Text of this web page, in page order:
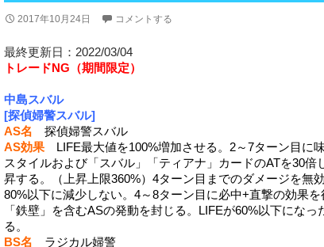
2017年10月24日 コメントする
最終更新日：2022/03/04
トレードNG（期間限定）
中島スバル
[探偵婦警スバル]
AS名 探偵婦警スバル
AS効果 LIFE最大値を100%増加させる。2～7ターン目に
スタイルおよび「スバル」「ティアナ」カードのATを30倍
昇する。（上昇上限360%）4ターン目までのダメージを無
80%以下に減少しない。4～8ターン目に必中+直撃の効果を
「鉄壁」を含むASの発動を封じる。LIFEが60%以下にな
る。
BS名 ラジカル婦警